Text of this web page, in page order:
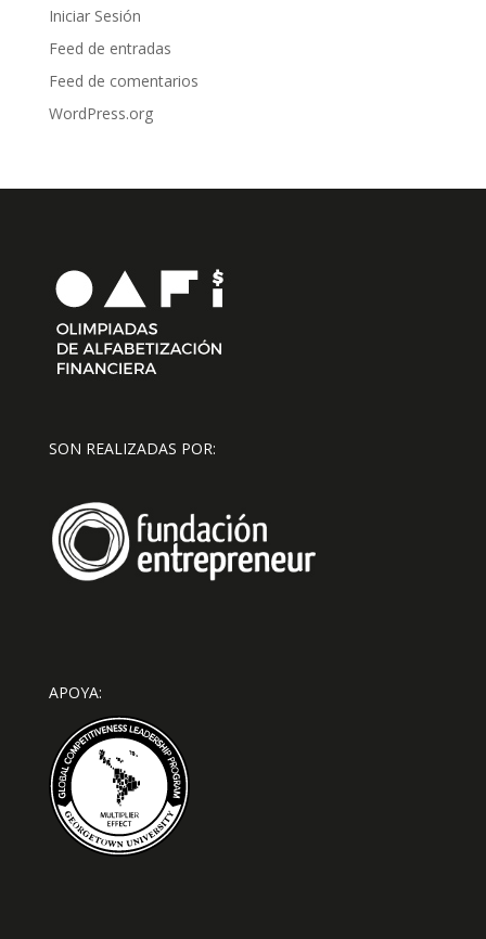
Iniciar Sesión
Feed de entradas
Feed de comentarios
WordPress.org
SON REALIZADAS POR:
APOYA: